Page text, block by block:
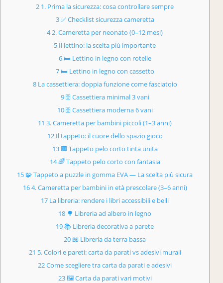
2 1. Prima la sicurezza: cosa controllare sempre
3 ✅ Checklist sicurezza cameretta
4 2. Cameretta per neonato (0–12 mesi)
5 Il lettino: la scelta più importante
6 🛏 Lettino in legno con rotelle
7 🛏 Lettino in legno con cassetto
8 La cassettiera: doppia funzione come fasciatoio
9 🗄 Cassettiera minimal 3 vani
10 🗄 Cassettiera moderna 6 vani
11 3. Cameretta per bambini piccoli (1–3 anni)
12 Il tappeto: il cuore dello spazio gioco
13 🟫 Tappeto pelo corto tinta unita
14 🌈 Tappeto pelo corto con fantasia
15 🧩 Tappeto a puzzle in gomma EVA — La scelta più sicura
16 4. Cameretta per bambini in età prescolare (3–6 anni)
17 La libreria: rendere i libri accessibili e belli
18 🌳 Libreria ad albero in legno
19 📚 Libreria decorativa a parete
20 📖 Libreria da terra bassa
21 5. Colori e pareti: carta da parati vs adesivi murali
22 Come scegliere tra carta da parati e adesivi
23 🖼 Carta da parati vari motivi